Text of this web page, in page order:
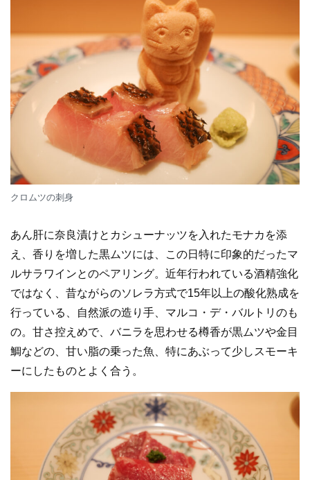
クロムツの刺身
あん肝に奈良漬けとカシューナッツを入れたモナカを添
え、香りを増した黒ムツには、この日特に印象的だったマ
ルサラワインとのペアリング。近年行われている酒精強化
ではなく、昔ながらのソレラ方式で15年以上の酸化熟成を
行っている、自然派の造り手、マルコ・デ・バルトリのも
の。甘さ控えめで、バニラを思わせる樽香が黒ムツや金目
鯛などの、甘い脂の乗った魚、特にあぶって少しスモーキ
ーにしたものとよく合う。